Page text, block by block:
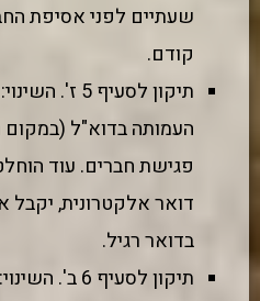
קודם.
תיקון לסעיף
העמותה בדוא"ל (במקום
פגישת חברים. עוד
דואר אלקטרונית,
בדואר רגיל.
תיקון לסעיף